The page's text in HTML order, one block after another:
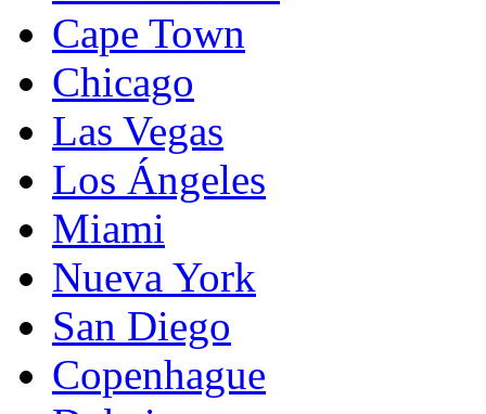
Cape Town
Chicago
Las Vegas
Los Ángeles
Miami
Nueva York
San Diego
Copenhague